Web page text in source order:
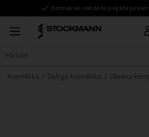
Bezmaksas standarta piegāde
Menu
VISAS PRECES SIEVIETĒM VĪRIEŠIEM
Kosmētika Dabīgā kosmētika Dāvanu